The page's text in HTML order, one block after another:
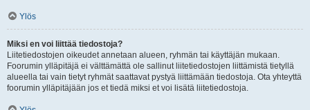
Ylös
Miksi en voi liittää tiedostoja?
Liitetiedostojen oikeudet annetaan alueen, ryhmän tai käyttäjän mukaan.
Foorumin ylläpitäjä ei välttämättä ole sallinut liitetiedostojen liittämistä tietyllä
alueella tai vain tietyt ryhmät saattavat pystyä liittämään tiedostoja. Ota yhteyttä
foorumin ylläpitäjään jos et tiedä miksi et voi lisätä liitetiedostoja.